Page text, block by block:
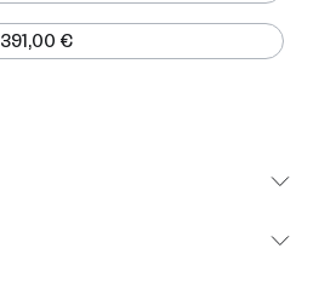
391,00 €